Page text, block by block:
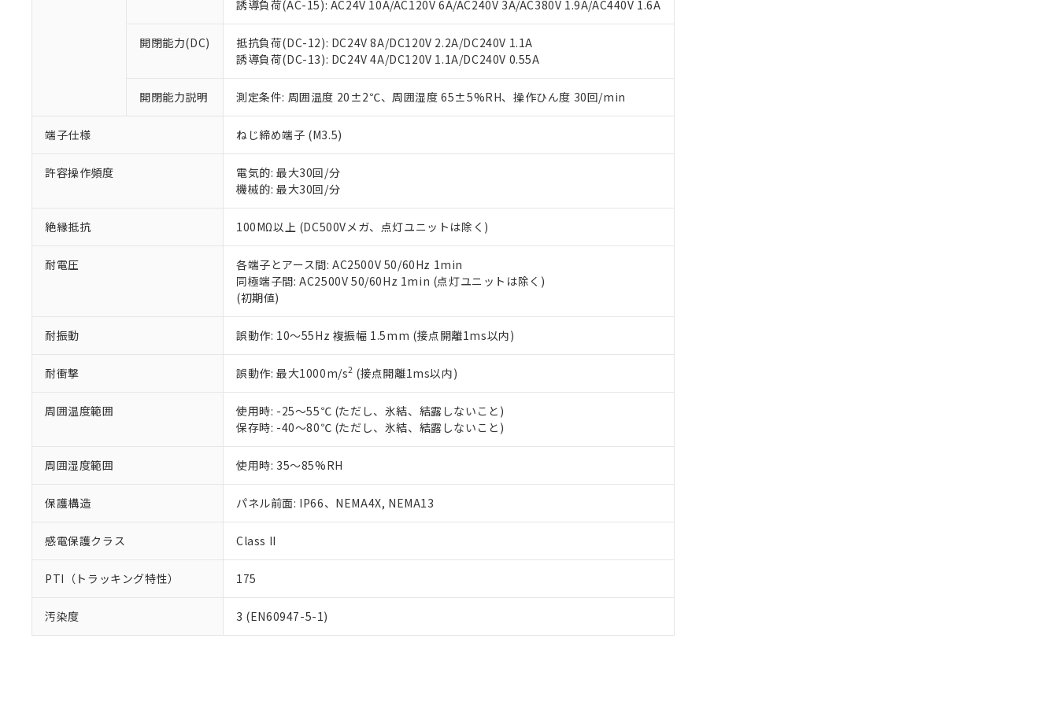
誘導負荷(AC-15): AC24V 10A/AC120V 6A/AC240V 3A/AC380V 1.9A/AC440V 1.6A
開閉能力(DC)
抵抗負荷(DC-12): DC24V 8A/DC120V 2.2A/DC240V 1.1A
誘導負荷(DC-13): DC24V 4A/DC120V 1.1A/DC240V 0.55A
開閉能力説明 測定条件: 周囲温度 20±2℃、周囲湿度 65±5%RH、操作ひん度 30回/min
端子仕様 ねじ締め端子 (M3.5)
許容操作頻度
電気的: 最大30回/分
機械的: 最大30回/分
絶縁抵抗 100MΩ以上 (DC500Vメガ、点灯ユニットは除く)
耐電圧
各端子とアース間: AC2500V 50/60Hz 1min
同極端子間: AC2500V 50/60Hz 1min (点灯ユニットは除く)
(初期値)
耐振動 誤動作: 10～55Hz 複振幅 1.5mm (接点開離1ms以内)
耐衝撃 誤動作: 最大1000m/s2 (接点開離1ms以内)
周囲温度範囲
使用時: -25～55℃ (ただし、氷結、結露しないこと)
保存時: -40～80℃ (ただし、氷結、結露しないこと)
周囲湿度範囲 使用時: 35～85%RH
保護構造 パネル前面: IP66、NEMA4X, NEMA13
感電保護クラス Class II
PTI（トラッキング特性） 175
汚染度 3 (EN60947-5-1)
が、当社の製品・サービスに関するお客様との取引・商談に必要な範囲で利用することをご了承くだ
※当社の共同利用者とは、"個人情報の共同利用に関して"
いる法人を指します。
EU RoHS指令（10物質）の非含有証明書
51物質の非含有証明書（当社基準）
※本証明書は発行日時点で非含有を証明するもので、過去に遡って非含有を証明するものではありません。
また、RoHS指令のフタル酸エステル類４物質の対応では、対応完了までの期間は出荷製品に未対応品が
混在することから備考欄に対応日を記載しておりました。
り割愛しております。
白